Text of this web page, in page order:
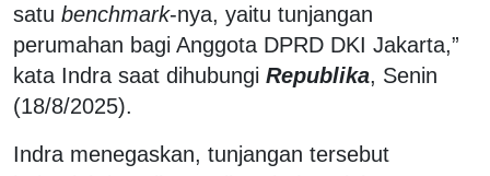
satu benchmark-nya, yaitu tunjangan
perumahan bagi Anggota DPRD DKI Jakarta,”
kata Indra saat dihubungi Republika, Senin
(18/8/2025).
Indra menegaskan, tunjangan tersebut